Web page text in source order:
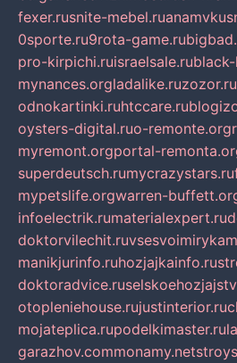
fexer.rusnite-mebel.ru
0sporte.ru9rota-game.ru
pro-kirpichi.ruisraelsale.ru
mynances.orgladalike.ruzozor.ru
odnokartinki.ruhtccare.ru
oysters-digital.ruo-remonte.org
myremont.orgportal-
superdeutsch.rumycrazystars.ru
mypetslife.orgwarren-
infoelectrik.rumaterialexpert.ru
doktorvilechit.ru
manikjurinfo.ruhozjajkainfo.ru
doktoradvice.ru
otopleniehouse.rujustinterior.ru
mojateplica.rupodelkimaster.ru
garazhov.commonamy.net